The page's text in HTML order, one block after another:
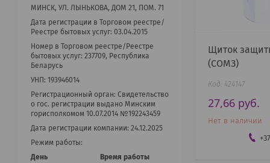
Щиток
(СОМЗ)
424147
27,66 руб.
Нет в наличии
МИНСК, УЛ. ЛЫНЬКОВА, ДОМ 21, ПОМ. 71
Дата регистрации в Торговом реестре/
Реестре бытовых услуг: 03.04.2015
Номер в Торговом реестре/Реестре
бытовых услуг: 237709, Республика
Беларусь
УНП: 193946014
Регистрационный орган: Cвидетельство
о гос. регистрации выдано Минским
горисполкомом 10.07.2014 №192243459
Дата регистрации компании: 24.12.2025
Режим работы:
День
Время работы